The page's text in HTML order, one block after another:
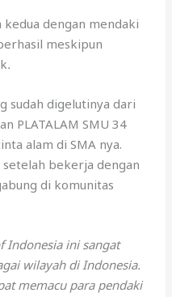
dengan mendaki
meskipun
.
sudah digelutinya dari
PLATALAM SMU 34
alam di SMA nya.
bekerja dengan
di komunitas
Indonesia ini sangat
wilayah di Indonesia.
memacu para pendaki